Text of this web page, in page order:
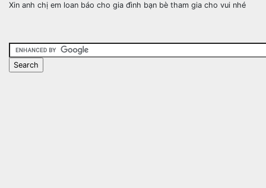
Xin anh chị em loan báo cho gia đình bạn bè tham gia cho vui nhé